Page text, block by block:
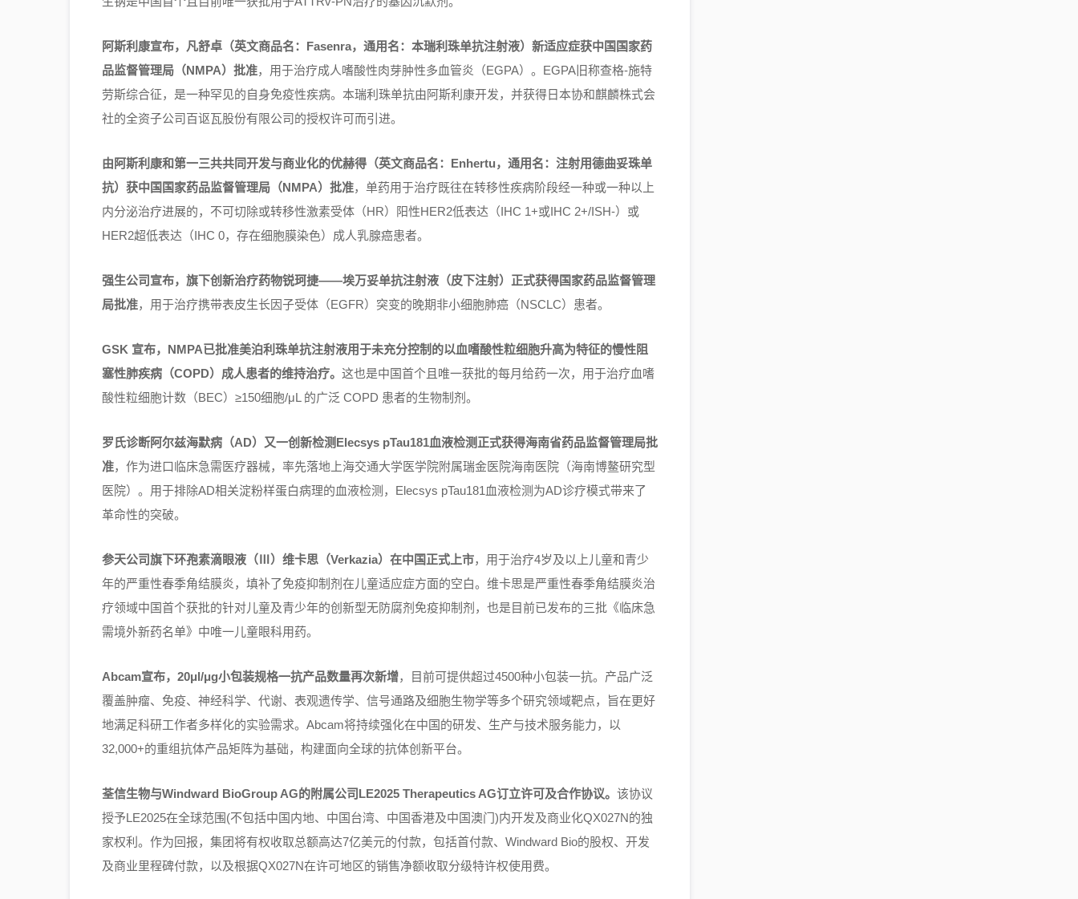
阿斯利康宣布，凡舒卓（英文商品名：Fasenra，通用名：本瑞利珠单抗注射液）新适应症获中国国家药
品监督管理局（NMPA）批准，用于治疗成人嗜酸性肉芽肿性多血管炎（EGPA）。EGPA旧称查格-施特
劳斯综合征，是一种罕见的自身免疫性疾病。本瑞利珠单抗由阿斯利康开发，并获得日本协和麒麟株式会
社的全资子公司百讴瓦股份有限公司的授权许可而引进。
由阿斯利康和第一三共共同开发与商业化的优赫得（英文商品名：Enhertu，通用名：注射用德曲妥珠单
抗）获中国国家药品监督管理局（NMPA）批准，单药用于治疗既往在转移性疾病阶段经一种或一种以上
内分泌治疗进展的，不可切除或转移性激素受体（HR）阳性HER2低表达（IHC 1+或IHC 2+/ISH-）或
HER2超低表达（IHC 0，存在细胞膜染色）成人乳腺癌患者。
强生公司宣布，旗下创新治疗药物锐珂捷——埃万妥单抗注射液（皮下注射）正式获得国家药品监督管理
局批准，用于治疗携带表皮生长因子受体（EGFR）突变的晚期非小细胞肺癌（NSCLC）患者。
GSK 宣布，NMPA已批准美泊利珠单抗注射液用于未充分控制的以血嗜酸性粒细胞升高为特征的慢性阻
塞性肺疾病（COPD）成人患者的维持治疗。 这也是中国首个且唯一获批的每月给药一次，用于治疗血嗜
酸性粒细胞计数（BEC）≥150细胞/μL 的广泛 COPD 患者的生物制剂。
罗氏诊断阿尔兹海默病（AD）又一创新检测Elecsys pTau181血液检测正式获得海南省药品监督管理局批
准，作为进口临床急需医疗器械，率先落地上海交通大学医学院附属瑞金医院海南医院（海南博鳌研究型
医院）。用于排除AD相关淀粉样蛋白病理的血液检测，Elecsys pTau181血液检测为AD诊疗模式带来了
革命性的突破。
参天公司旗下环孢素滴眼液（Ⅲ）维卡思（Verkazia）在中国正式上市，用于治疗4岁及以上儿童和青少
年的严重性春季角结膜炎，填补了免疫抑制剂在儿童适应症方面的空白。维卡思是严重性春季角结膜炎治
疗领域中国首个获批的针对儿童及青少年的创新型无防腐剂免疫抑制剂，也是目前已发布的三批《临床急
需境外新药名单》中唯一儿童眼科用药。
Abcam宣布，20μl/μg小包装规格一抗产品数量再次新增，目前可提供超过4500种小包装一抗。产品广泛
覆盖肿瘤、免疫、神经科学、代谢、表观遗传学、信号通路及细胞生物学等多个研究领域靶点，旨在更好
地满足科研工作者多样化的实验需求。Abcam将持续强化在中国的研发、生产与技术服务能力，以
32,000+的重组抗体产品矩阵为基础，构建面向全球的抗体创新平台。
荃信生物与Windward BioGroup AG的附属公司LE2025 Therapeutics AG订立许可及合作协议。 该协议
授予LE2025在全球范围(不包括中国内地、中国台湾、中国香港及中国澳门)内开发及商业化QX027N的独
家权利。作为回报，集团将有权收取总额高达7亿美元的付款，包括首付款、Windward Bio的股权、开发
及商业里程碑付款，以及根据QX027N在许可地区的销售净额收取分级特许权使用费。